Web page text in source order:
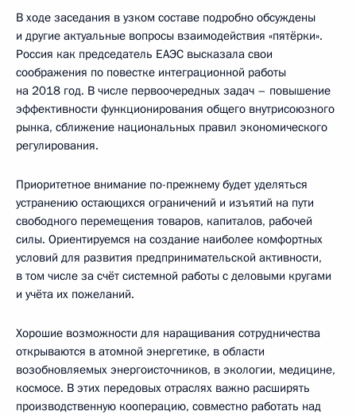
В ходе заседания в узком составе подробно обсуждены
и другие актуальные вопросы взаимодействия «пятёрки».
Россия как председатель ЕАЭС высказала свои
соображения по повестке интеграционной работы
на 2018 год. В числе первоочередных задач – повышение
эффективности функционирования общего внутрисоюзного
рынка, сближение национальных правил экономического
регулирования.
Приоритетное внимание по-прежнему будет уделяться
устранению остающихся ограничений и изъятий на пути
свободного перемещения товаров, капиталов, рабочей
силы. Ориентируемся на создание наиболее комфортных
условий для развития предпринимательской активности,
в том числе за счёт системной работы с деловыми кругами
и учёта их пожеланий.
Хорошие возможности для наращивания сотрудничества
открываются в атомной энергетике, в области
возобновляемых энергоисточников, в экологии, медицине,
космосе. В этих передовых отраслях важно расширять
производственную кооперацию, совместно работать над